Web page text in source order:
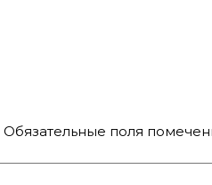
Обязательные поля